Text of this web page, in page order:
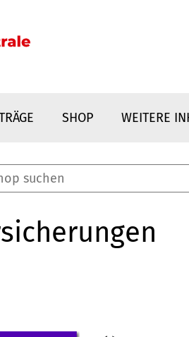
SHOP WEITERE